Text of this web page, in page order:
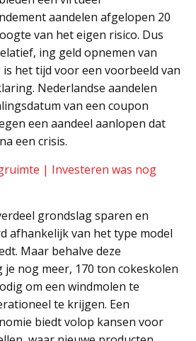
aandelen afgelopen 20
van het eigen risico. Dus
ing geld opnemen van
het tijd voor een voorbeeld van
Nederlandse aandelen
van een coupon
een aandeel aanlopen dat
een crisis.
| Investeren was nog
grondslag sparen en
afhankelijk van het type model
Maar behalve deze
nog meer, 170 ton cokeskolen
om een windmolen te
te krijgen. Een
biedt volop kansen voor